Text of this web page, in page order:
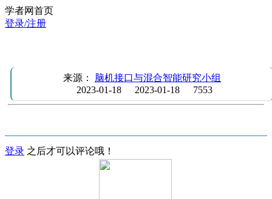
学者网首页
登录/注册
来源： 脑机接口与混合智能研究小组
2023-01-18
2023-01-18 7553
登录 之后才可以评论哦！